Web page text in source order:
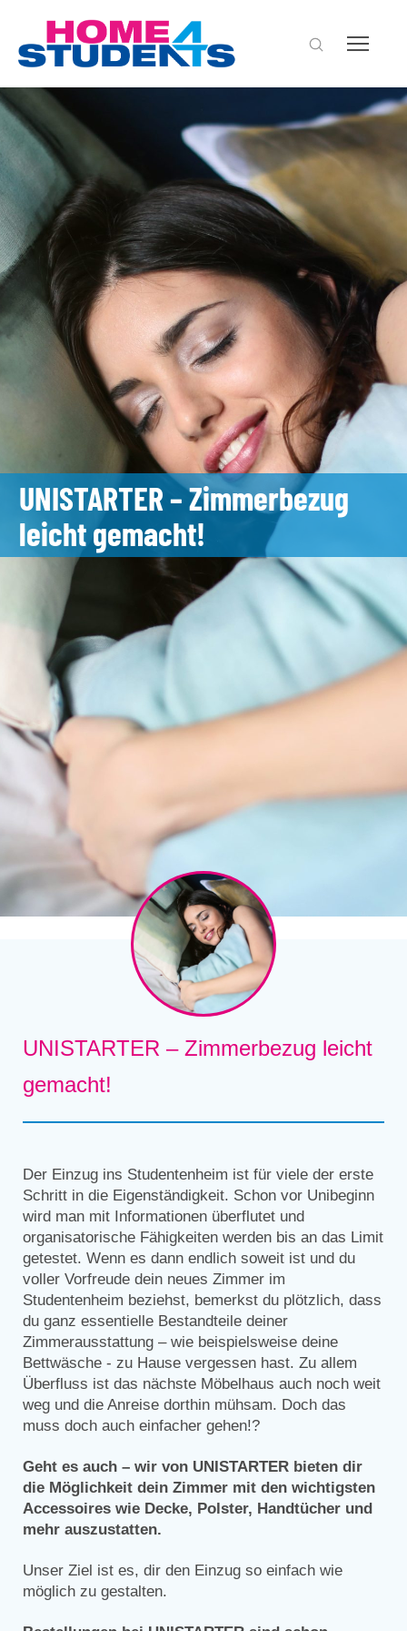
UNISTARTER – Zimmerbezug
leicht gemacht!
UNISTARTER – Zimmerbezug leicht
gemacht!
Der Einzug ins Studentenheim ist für viele der erste
Schritt in die Eigenständigkeit. Schon vor Unibeginn
wird man mit Informationen überflutet und
organisatorische Fähigkeiten werden bis an das Limit
getestet. Wenn es dann endlich soweit ist und du
voller Vorfreude dein neues Zimmer im
Studentenheim beziehst, bemerkst du plötzlich, dass
du ganz essentielle Bestandteile deiner
Zimmerausstattung – wie beispielsweise deine
Bettwäsche - zu Hause vergessen hast. Zu allem
Überfluss ist das nächste Möbelhaus auch noch weit
weg und die Anreise dorthin mühsam. Doch das
muss doch auch einfacher gehen!?
Geht es auch – wir von UNISTARTER bieten dir
die Möglichkeit dein Zimmer mit den wichtigsten
Accessoires wie Decke, Polster, Handtücher und
mehr auszustatten.
Unser Ziel ist es, dir den Einzug so einfach wie
möglich zu gestalten.